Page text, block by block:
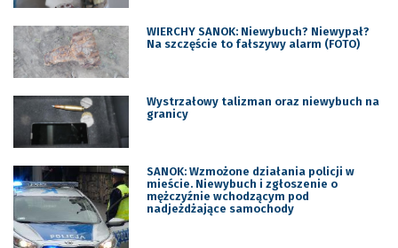
WIERCHY SANOK: Niewybuch? Niewypał?
Na szczęście to fałszywy alarm (FOTO)
Wystrzałowy talizman oraz niewybuch na
granicy
SANOK: Wzmożone działania policji w
mieście. Niewybuch i zgłoszenie o
mężczyźnie wchodzącym pod
nadjeżdżające samochody